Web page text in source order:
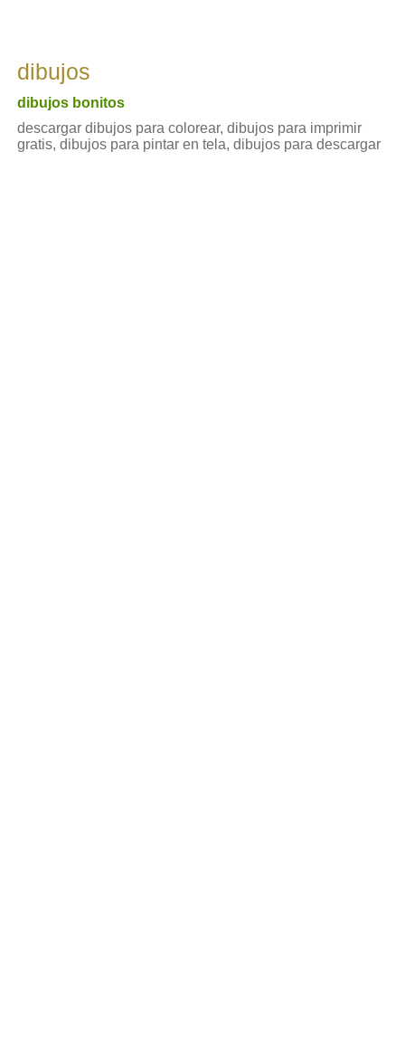
dibujos
dibujos bonitos
descargar dibujos para colorear, dibujos para imprimir
gratis, dibujos para pintar en tela, dibujos para descargar